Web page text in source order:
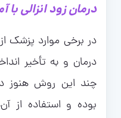
درمان زود انزالی با
در برخی موارد پزشک
درمان و به تأخیر
چند این روش هنوز
بوده و استفاده از